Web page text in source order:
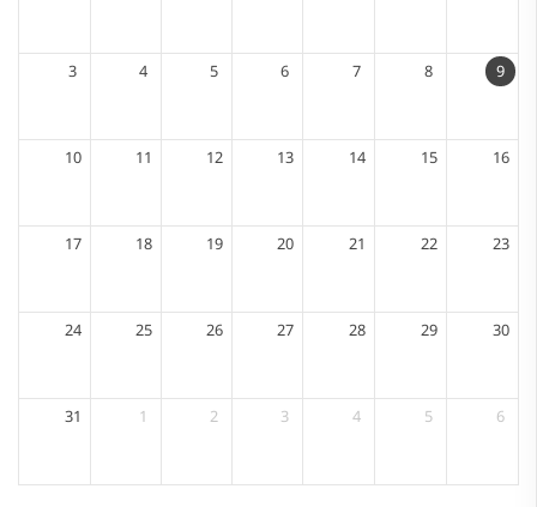
3 4 5 6 7 8 9
10 11 12 13 14 15 16
17 18 19 20 21 22 23
24 25 26 27 28 29 30
31 1 2 3 4 5 6